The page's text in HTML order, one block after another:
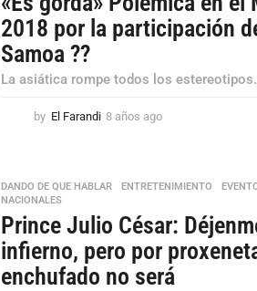
s
g
2018 por la participación
Samoa ??
La asiática rompe todos los estereotipos.
by El Farandi 8 años ago
s
g
o
DANDO DE QUE HABLAR ,ENTRETENIMIENTO ,
NACIONALES
Prince Julio César:
infierno, pero por
enchufado no será